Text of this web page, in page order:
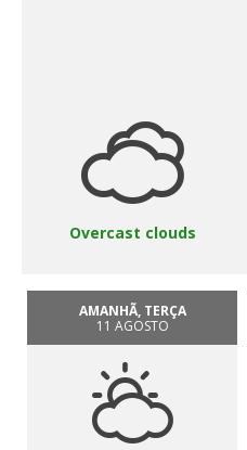
Overcast clouds
AMANHÃ, TERÇA
11 AGOSTO